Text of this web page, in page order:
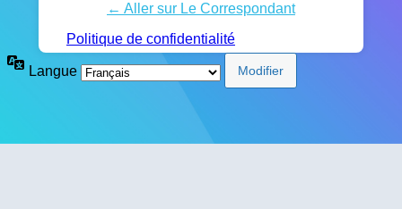
← Aller sur Le Correspondant
Politique de confidentialité
Langue